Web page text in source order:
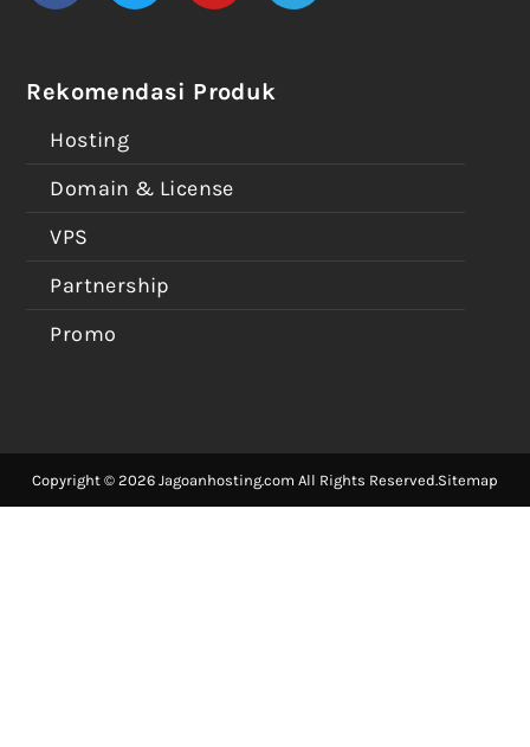
Rekomendasi Produk
Hosting
Domain & License
VPS
Partnership
Promo
Copyright © 2026 Jagoanhosting.com All Rights Reserved.Sitemap